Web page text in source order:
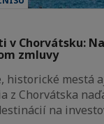
v Chorvátsku:
zmluvy
historické mestá
z Chorvátska
na